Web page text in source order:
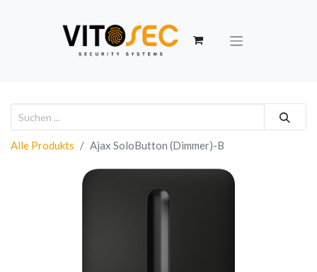
Alle Produkts Ajax SoloButton (Dimmer)-B